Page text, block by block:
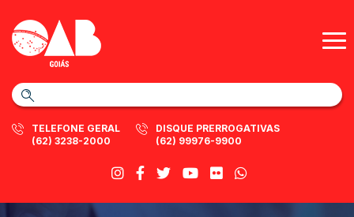
TELEFONE GERAL
(62) 3238-2000
DISQUE PRERROGATIVAS
(62) 99976-9900